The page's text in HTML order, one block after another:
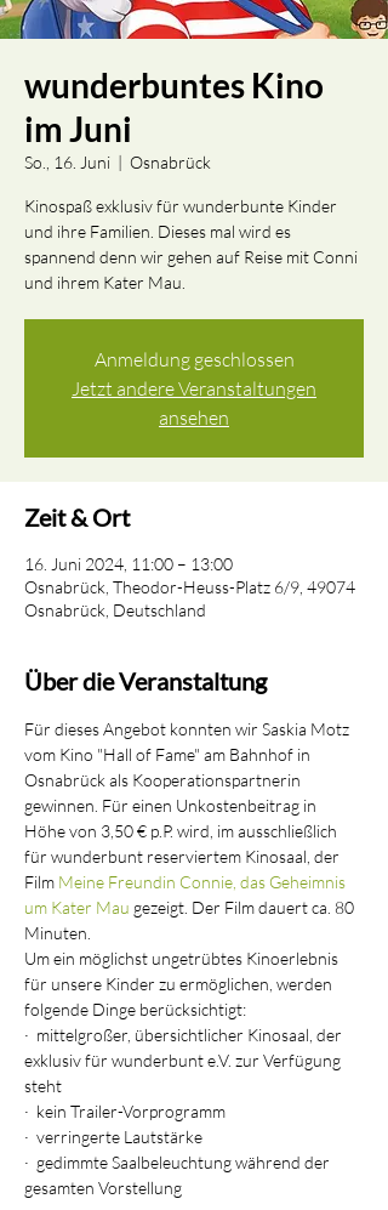
wunderbuntes Kino
im Juni
So., 16. Juni
  |
Osnabrück
Kinospaß exklusiv für wunderbunte Kinder
und ihre Familien. Dieses mal wird es
spannend denn wir gehen auf Reise mit Conni
und ihrem Kater Mau.
Anmeldung geschlossen
Jetzt andere Veranstaltungen
ansehen
Zeit & Ort
16. Juni 2024, 11:00 – 13:00
Osnabrück, Theodor-Heuss-Platz 6/9, 49074
Osnabrück, Deutschland
Über die Veranstaltung
Für dieses Angebot konnten wir Saskia Motz
vom Kino "Hall of Fame" am Bahnhof in
Osnabrück als Kooperationspartnerin
gewinnen. Für einen Unkostenbeitrag in
Höhe von 3,50 € p.P. wird, im ausschließlich
für wunderbunt reserviertem Kinosaal, der
Film Meine Freundin Connie, das Geheimnis
um Kater Mau gezeigt. Der Film dauert ca. 80
Minuten.
Um ein möglichst ungetrübtes Kinoerlebnis
für unsere Kinder zu ermöglichen, werden
folgende Dinge berücksichtigt:
·  mittelgroßer, übersichtlicher Kinosaal, der
exklusiv für wunderbunt e.V. zur Verfügung
steht
·  kein Trailer-Vorprogramm
·  verringerte Lautstärke
·  gedimmte Saalbeleuchtung während der
gesamten Vorstellung